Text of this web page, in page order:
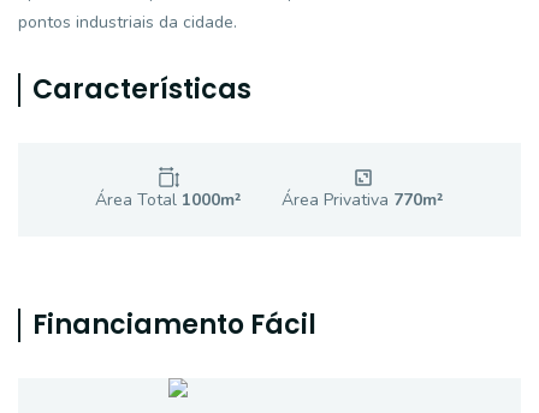
pontos industriais da cidade.
Características
Área Total 1000m² Área Privativa 770m²
Financiamento Fácil